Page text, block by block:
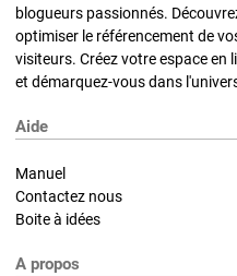
blogueurs passionnés.
optimiser le référencement de
visiteurs. Créez votre espace en
et démarquez-vous dans
Aide
Manuel
Contactez nous
Boite à idées
A propos